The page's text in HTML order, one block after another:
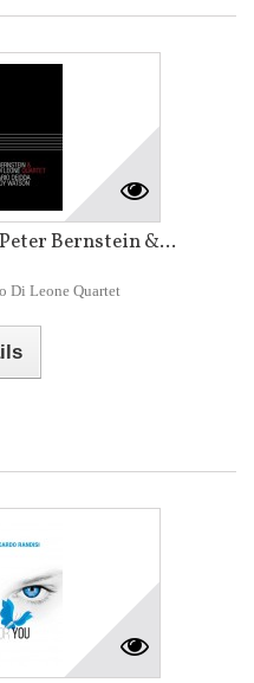
Bernstein &...
Di Leone Quartet